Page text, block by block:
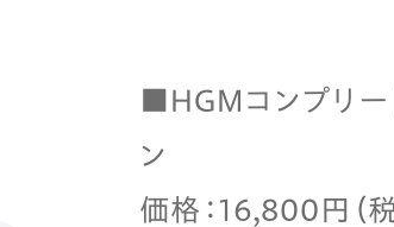
■HGMコンプリー
ン
価格：16,800円（税